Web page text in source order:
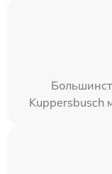
Kuppersbusch